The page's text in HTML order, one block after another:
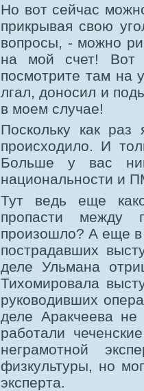
Но вот сейчас
прикрывая свою
вопросы, - можно
на мой счет! Вот
посмотрите там на
лгал, доносил и
в моем случае!
Поскольку как раз
происходило. И
Больше у вас
национальности и
Тут ведь еще
пропасти между
произошло? А еще в
пострадавших
деле Ульмана
Тихомировала
руководивших
деле Аракчеева
работали
неграмотной
физкультуры, но
эксперта.